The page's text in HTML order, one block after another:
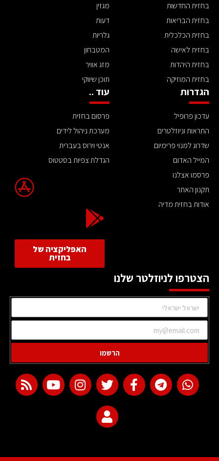
בחזית החדשות
בחזית הבריאות
בחזית הכלכלית
בחזית לאישה
בחזית היהדות
בחזית המוזיקה
מגזין
דעות
גלריות
המטבחון
מזג אוויר
תוכן שיווקי
הגדרות
עדכון פרופיל
התראות וניוזלטרים
שדרוג למנוי פרימיום
המייל האדום
פרסמו אצלנו
תקנון האתר
אודות בחזית מדיה
עוד ..
פרסום בחזית
מערכת ניהול לידים
אנטי וירוס בעברית
הגדלת צפיות בסטטוס
האפליקציה של
בחזית
הצטרפו לניוזלטר שלנו
הרשמו